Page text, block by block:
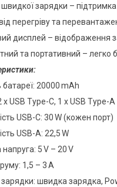
швидкої зарядки –
перегріву та
дисплей – відображення
та портативний – легко
батареї: 20000 mAh
x USB Type-C, 1 x USB Type-A
USB-C: 30 W (кожен порт)
USB-A: 22,5 W
напруга: 5 V – 20 V
1,5 – 3 A
зарядки: швидка зарядка,